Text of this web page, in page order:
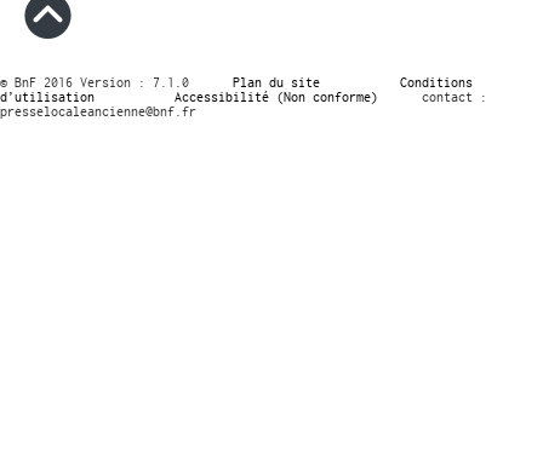
© BnF 2016 Version : 7.1.0 Plan du site
Conditions
d’utilisation
Accessibilité (Non conforme)
contact :
presselocaleancienne@bnf.fr